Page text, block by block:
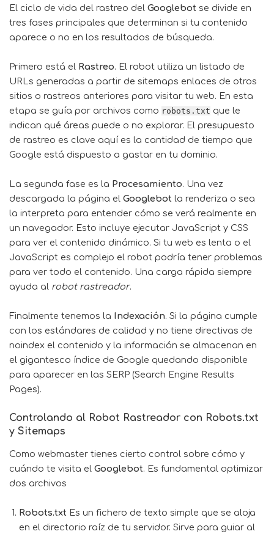
El ciclo de vida del rastreo del Googlebot se divide en
tres fases principales que determinan si tu contenido
aparece o no en los resultados de búsqueda.
Primero está el Rastreo. El robot utiliza un listado de
URLs generadas a partir de sitemaps enlaces de otros
sitios o rastreos anteriores para visitar tu web. En esta
etapa se guía por archivos como robots.txt que le
indican qué áreas puede o no explorar. El presupuesto
de rastreo es clave aquí es la cantidad de tiempo que
Google está dispuesto a gastar en tu dominio.
La segunda fase es la Procesamiento. Una vez
descargada la página el Googlebot la renderiza o sea
la interpreta para entender cómo se verá realmente en
un navegador. Esto incluye ejecutar JavaScript y CSS
para ver el contenido dinámico. Si tu web es lenta o el
JavaScript es complejo el robot podría tener problemas
para ver todo el contenido. Una carga rápida siempre
ayuda al robot rastreador.
Finalmente tenemos la Indexación. Si la página cumple
con los estándares de calidad y no tiene directivas de
noindex el contenido y la información se almacenan en
el gigantesco índice de Google quedando disponible
para aparecer en las SERP (Search Engine Results
Pages).
Controlando al Robot Rastreador con Robots.txt
y Sitemaps
Como webmaster tienes cierto control sobre cómo y
cuándo te visita el Googlebot. Es fundamental optimizar
dos archivos
Robots.txt Es un fichero de texto simple que se aloja
en el directorio raíz de tu servidor. Sirve para guiar al